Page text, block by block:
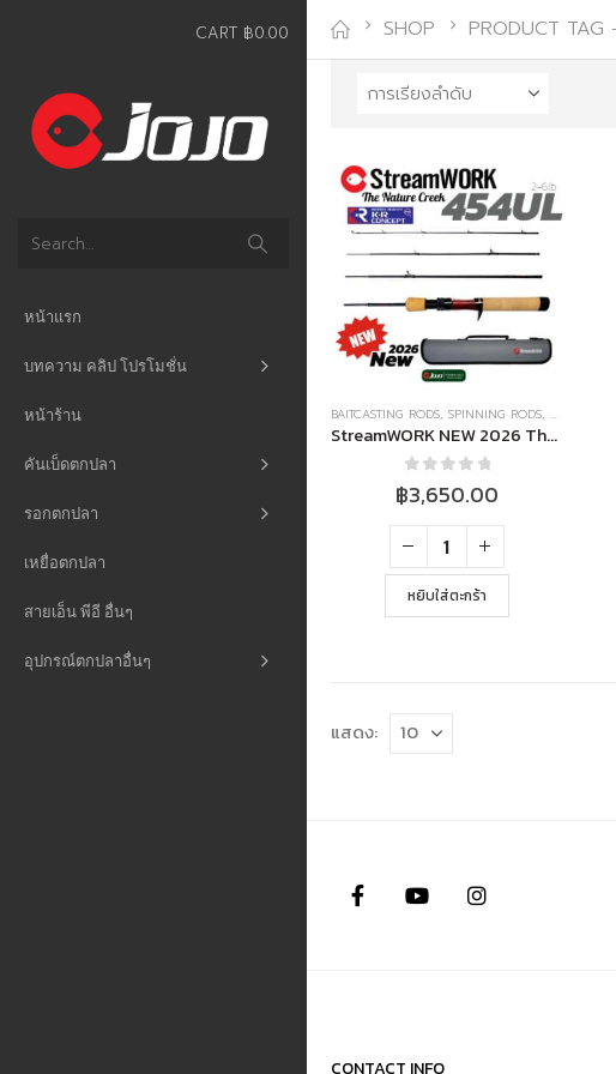
CART ฿0.00
หน้าแรก
บทความ คลิป โปรโมชั่น
หน้าร้าน
คันเบ็ดตกปลา
รอกตกปลา
เหยื่อตกปลา
สายเอ็น พีอี อื่นๆ
อุปกรณ์ตกปลาอื่นๆ
SHOP PRODUCT TAG
BAITCASTING RODS, SPINNING RODS, คันเบ็ดตกปลา
StreamWORK NEW 2026 The Nature Creek 454 UL 2-6lb. คันเบ็ด 4 ท่อน งานสตรีม UL
0out of 5
฿3,650.00
หยิบใส่ตะกร้า
แสดง:
CONTACT INFO